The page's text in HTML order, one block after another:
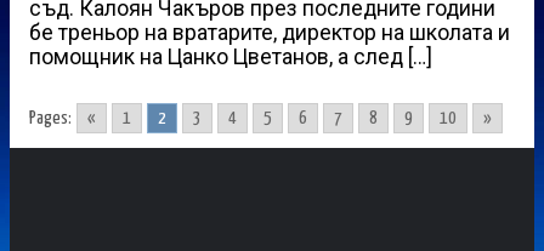
съд. Калоян Чакъров през последните години
бе треньор на вратарите, директор на школата и
помощник на Цанко Цветанов, а след […]
Pages: « 1 2 3 4 5 6 7 8 9 10 »